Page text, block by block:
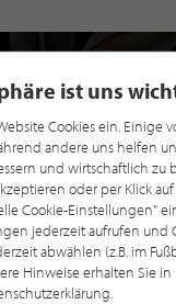
ist uns
Cookies ein. Einige
andere uns helfen
und wirtschaftlich zu
oder per Klick
Cookie-Einstellungen"
jederzeit aufrufen und
abwählen (z.B. im
Hinweise erhalten Sie in